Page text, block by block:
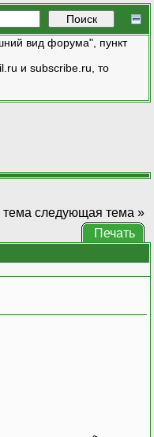
вид форума", пункт
и subscribe.ru, то
следующая тема »
Печать